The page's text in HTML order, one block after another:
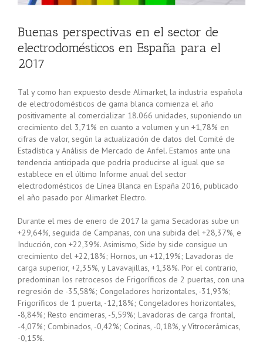
Buenas perspectivas en el sector de
electrodomésticos en España para el
2017
Tal y como han expuesto desde Alimarket, la industria española
de electrodomésticos de gama blanca comienza el año
positivamente al comercializar 18.066 unidades, suponiendo un
crecimiento del 3,71% en cuanto a volumen y un +1,78% en
cifras de valor, según la actualización de datos del Comité de
Estadística y Análisis de Mercado de Anfel. Estamos ante una
tendencia anticipada que podría producirse al igual que se
establece en el último Informe anual del sector
electrodomésticos de Línea Blanca en España 2016, publicado
el año pasado por Alimarket Electro.
Durante el mes de enero de 2017 la gama Secadoras sube un
+29,64%, seguida de Campanas, con una subida del +28,37%, e
Inducción, con +22,39%. Asimismo, Side by side consigue un
crecimiento del +22,18%; Hornos, un +12,19%; Lavadoras de
carga superior, +2,35%, y Lavavajillas, +1,38%. Por el contrario,
predominan los retrocesos de Frigoríficos de 2 puertas, con una
regresión de -35,58%; Congeladores horizontales, -31,93%;
Frigoríficos de 1 puerta, -12,18%; Congeladores horizontales,
-8,84%; Resto encimeras, -5,59%; Lavadoras de carga frontal,
-4,07%; Combinados, -0,42%; Cocinas, -0,18%, y Vitrocerámicas,
-0,15%.